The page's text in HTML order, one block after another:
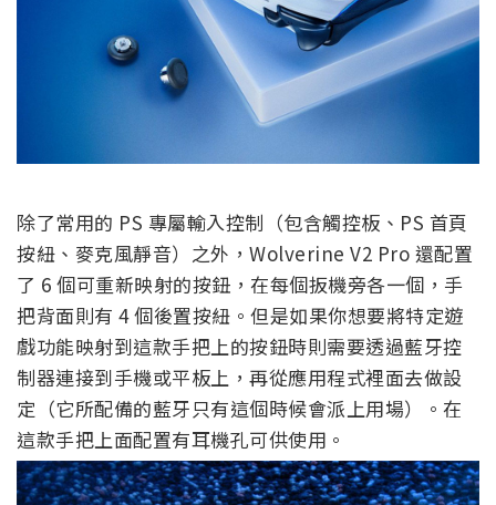
除了常用的 PS 專屬輸入控制（包含觸控板、PS 首頁
按紐、麥克風靜音）之外，Wolverine V2 Pro 還配置
了 6 個可重新映射的按鈕，在每個扳機旁各一個，手
把背面則有 4 個後置按紐。但是如果你想要將特定遊
戲功能映射到這款手把上的按鈕時則需要透過藍牙控
制器連接到手機或平板上，再從應用程式裡面去做設
定（它所配備的藍牙只有這個時候會派上用場）。在
這款手把上面配置有耳機孔可供使用。